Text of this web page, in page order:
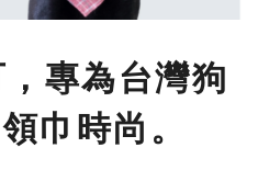
專為台灣狗
巾時尚。